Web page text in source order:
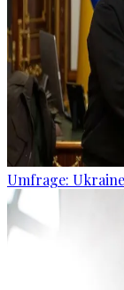
Umfrage: